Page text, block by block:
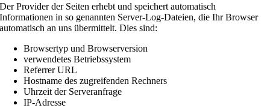
Der Provider der Seiten erhebt und speichert automatisch
Informationen in so genannten Server-Log-Dateien, die Ihr Browser
automatisch an uns übermittelt. Dies sind:
Browsertyp und Browserversion
verwendetes Betriebssystem
Referrer URL
Hostname des zugreifenden Rechners
Uhrzeit der Serveranfrage
IP-Adresse